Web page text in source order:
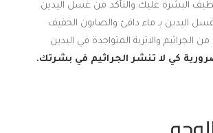
البشرة عليك والتأكد من غسل اليدين
اليدين بـ ماء دافئ والصابون الخفيف
الجراثيم والاتربة المتواجدة في اليدين
كي لا تنشر الجراثيم في بشرتك.